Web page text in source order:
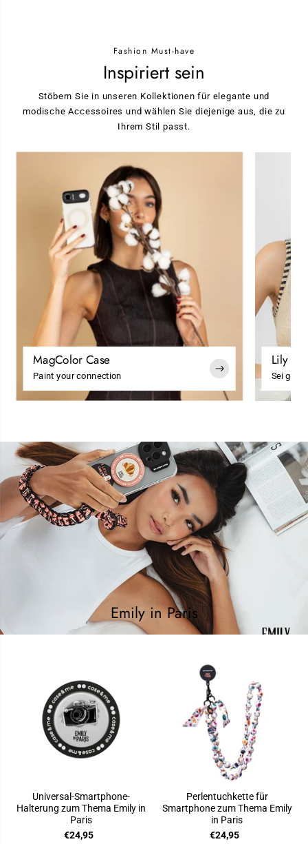
Fashion Must-have
Inspiriert sein
Stöbern Sie in unseren Kollektionen für elegante und
modische Accessoires und wählen Sie diejenige aus, die zu
Ihrem Stil passt.
MagColor Case
Paint your connection
Lily
Sei
Emily in Paris
Universal-Smartphone-
Halterung zum Thema Emily in
Paris
€24,95
Perlentuchkette für
Smartphone zum Thema Emily
in Paris
€24,95